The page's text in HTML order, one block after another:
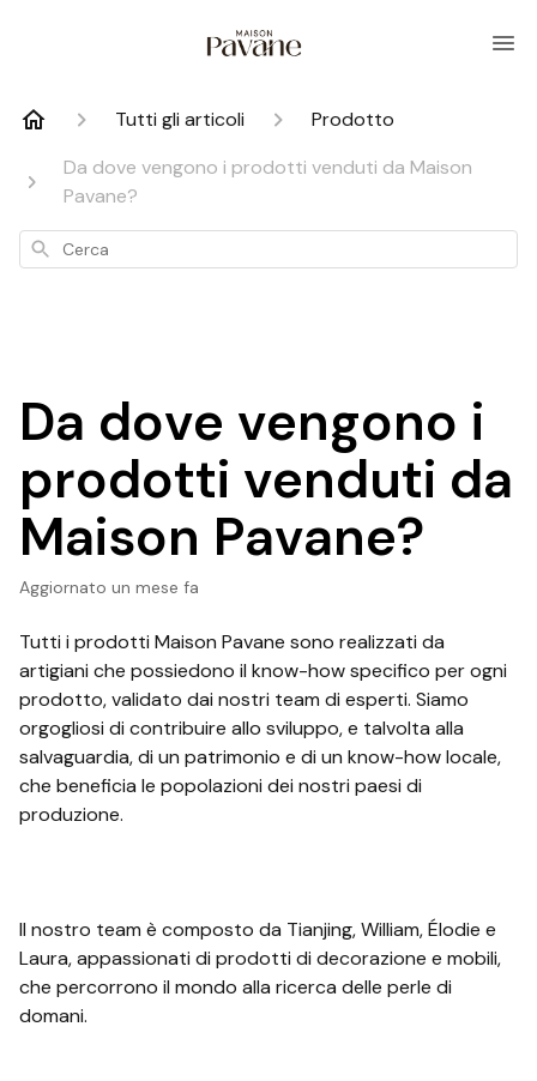
Tutti gli articoli
Prodotto
Da dove vengono i prodotti venduti da Maison
Pavane?
Cerca
Da dove vengono i
prodotti venduti da
Maison Pavane?
Aggiornato un mese fa
Tutti i prodotti Maison Pavane sono realizzati da
artigiani che possiedono il know-how specifico per ogni
prodotto, validato dai nostri team di esperti. Siamo
orgogliosi di contribuire allo sviluppo, e talvolta alla
salvaguardia, di un patrimonio e di un know-how locale,
che beneficia le popolazioni dei nostri paesi di
produzione.
Il nostro team è composto da Tianjing, William, Élodie e
Laura, appassionati di prodotti di decorazione e mobili,
che percorrono il mondo alla ricerca delle perle di
domani.